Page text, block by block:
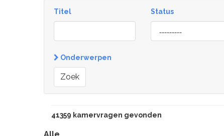
Titel Status
[invalid
name]
Onderwerpen
Zoek
41359 kamervragen gevonden